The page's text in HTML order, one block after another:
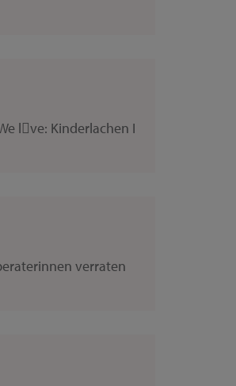
lve: Kinderlachen I
verraten